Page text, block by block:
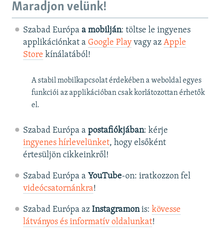
Maradjon velünk!
Szabad Európa a mobilján: töltse le ingyenes
applikációnkat a Google Playvagy az Apple
Store kínálatából!
A stabil mobilkapcsolat érdekében a weboldal egyes
funkciói az applikációban csak korlátozottan érhetők
el.
Szabad Európa a postafiókjában: kérje
ingyenes hírlevelünket, hogy elsőként
értesüljön cikkeinkről!
Szabad Európa a YouTube-on: iratkozzon fel
videócsatornánkra!
Szabad Európa az Instagramonis: kövesse
látványos és informatív oldalunkat! ​